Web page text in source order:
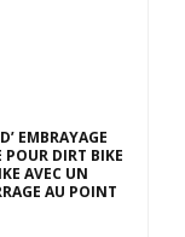
EMBRAYAGE
POUR DIRT BIKE
AVEC UN
AU POINT